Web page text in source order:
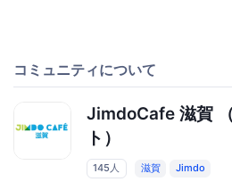
コミュニティについて
JimdoCafe 滋賀
ト）
145人 滋賀 Jimdo